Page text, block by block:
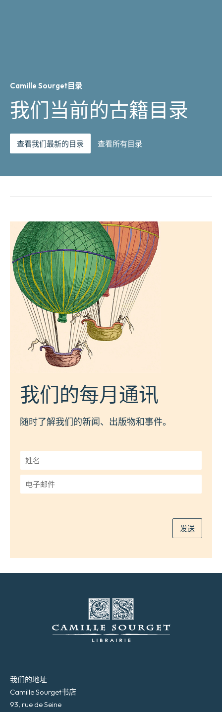
Camille Sourget目录
我们当前的古籍目录
查看我们最新的目录 查看所有目录
我们的每月通讯
随时了解我们的新闻、出版物和事件。
姓
名
*
子
发送
我们的地址
Camille Sourget书店
93, rue de Seine